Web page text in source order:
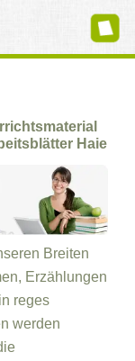
Haie
Breiten
Erzählungen
reges
werden